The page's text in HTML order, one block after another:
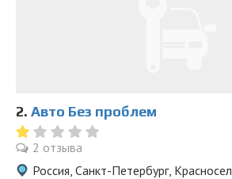
2. Авто Без проблем
2 отзыва
Россия, Санкт-Петербург,